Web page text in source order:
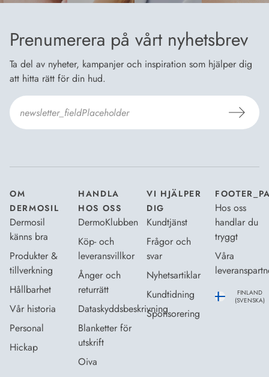
Prenumerera på vårt nyhetsbrev
Ta del av nyheter, kampanjer och inspiration som hjälper dig
att hitta rätt för din hud.
OM
DERMOSIL
Dermosil
känns bra
Produkter &
tillverkning
Hållbarhet
Vår historia
Personal
Hickap
HANDLA
HOS OSS
DermoKlubben
Köp- och
leveransvillkor
Ånger och
returrätt
Dataskyddsbeskrivning
Blanketter för
utskrift
Oiva
VI HJÄLPER
DIG
Kundtjänst
Frågor och
svar
Nyhetsartiklar
Kundtidning
Sponsorering
Hos oss
handlar du
tryggt
Våra
FINLAND
(SVENSKA)